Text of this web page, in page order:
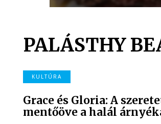
PALÁSTHY
KULTÚRA
Grace és Gloria: A
mentőöve a halál